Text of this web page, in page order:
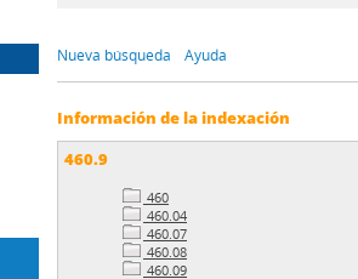
Nueva búsqueda Ayuda
Información de la indexación
460.9
460
460.04
460.07
460.08
460.09